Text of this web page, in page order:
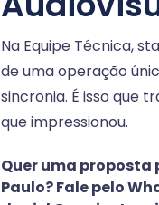
Na Equipe Técnica,
de uma operação
sincronia. É isso que
que impressionou.
Quer uma proposta
Paulo? Fale pelo